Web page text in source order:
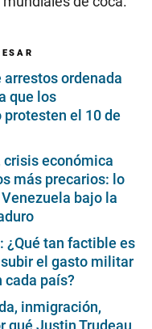
arrestos ordenada
que los
el 10 de
económica
más precarios: lo
bajo la
¿Qué tan factible es
el gasto militar
cada país?
inmigración,
qué Justin Trudeau